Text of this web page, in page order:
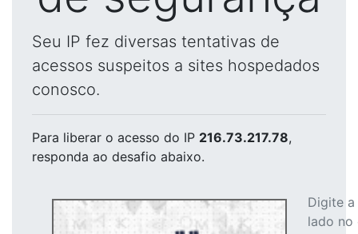
Seu IP fez diversas tentativas de
acessos suspeitos a sites hospedados
conosco.
Para liberar o acesso do IP 216.73.217.78,
responda ao desafio abaixo.
Digite
lado no